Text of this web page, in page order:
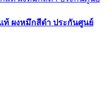
แท้ ผงหมึกสีดำ ประกันศูนย์